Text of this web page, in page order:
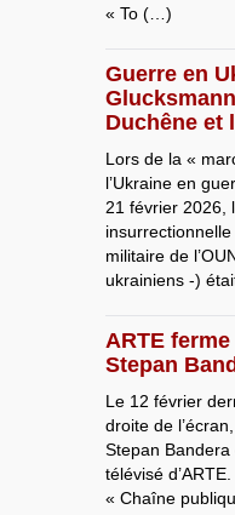
« To (…)
Guerre en
Duchêne et
Lors de la «
l’Ukraine en
21 février 2026,
militaire de
ukrainiens -)
ARTE
Stepan
Le 12 février
droite de
Stepan
télévisé
« Chaîne